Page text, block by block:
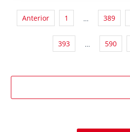
Anterior 1 … 389
393 … 590